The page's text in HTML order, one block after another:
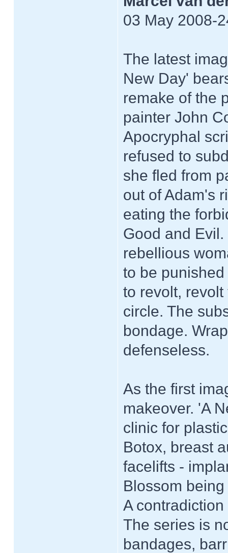
03 May 2008-
The latest
New Day'
remake of the
painter John
Apocryphal
refused to
she fled from
out of Adam's
eating the
Good and
rebellious
to be
to revolt,
circle. The
bondage.
defenseless.
As the first
makeover. 'A
clinic for
Botox, breast
facelifts -
Blossom
A
The series is
bandages,